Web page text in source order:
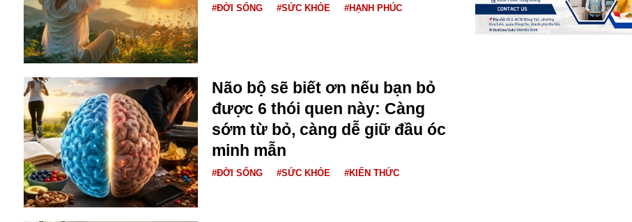
#ĐỜI SỐNG #SỨC KHỎE #HẠNH PHÚC
Não bộ sẽ biết ơn nếu bạn bỏ
được 6 thói quen này: Càng
sớm từ bỏ, càng dễ giữ đầu óc
minh mẫn
#ĐỜI SỐNG #SỨC KHỎE #KIẾN THỨC